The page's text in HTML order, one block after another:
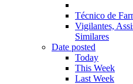
Técnico de
Vigilantes,
Similares
Date posted
Today
This Week
Last Week